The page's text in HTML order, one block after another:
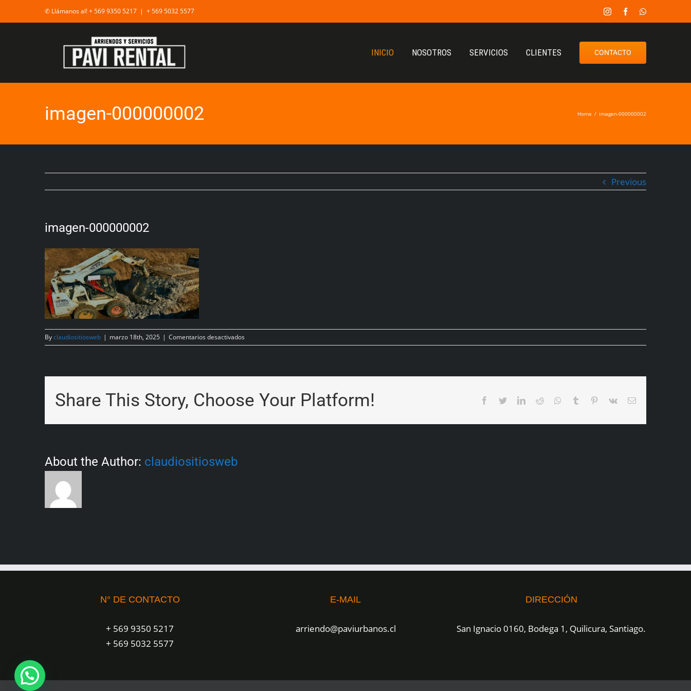
✆ Llámanos al! + 569 9350 5217 | + 569 5032 5577
INICIO NOSOTROS SERVICIOS CLIENTES CONTACTO
imagen-000000002 Home / imagen-000000002
Previous
imagen-000000002
Byclaudiositiosweb | marzo 18th, 2025 | Comentarios desactivados
Share This Story, Choose Your Platform!
About the Author: claudiositiosweb
N° DE CONTACTO
+ 569 9350 5217
+ 569 5032 5577
E-MAIL
arriendo@paviurbanos.cl
DIRECCIÓN
San Ignacio 0160, Bodega 1, Quilicura, Santiago.